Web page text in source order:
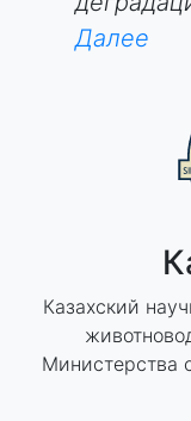
Далее
Казахский
Министерства